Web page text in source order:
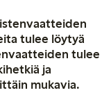
tulee löytyä
tulee
ja
mukavia.